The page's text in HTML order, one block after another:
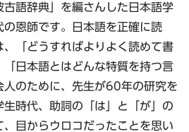
語辞典」を編さんした日本語学
恩師です。日本語を正確に読
「どうすればよりよく読めて書
日本語とはどんな特質を持つ言
人のために、先生が60年の研究を
時代、助詞の「は」と「が」の
目からウロコだったことを思い